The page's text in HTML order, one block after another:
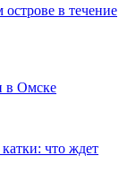
в течение
в Омске
что ждет